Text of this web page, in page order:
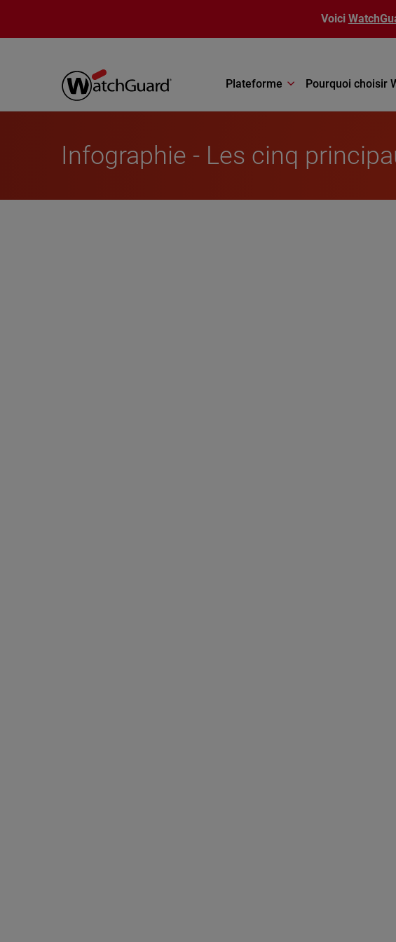
Voici
Plateforme Pourquoi choisir
Infographie - Les cinq